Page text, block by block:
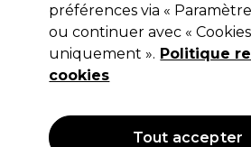
0 )
16,75 €Hors TVA (TARIF
20,10 €TVA incluse)
préférences via «
ou continuer avec «
uniquement ». Politique
cookies
Tout accepter